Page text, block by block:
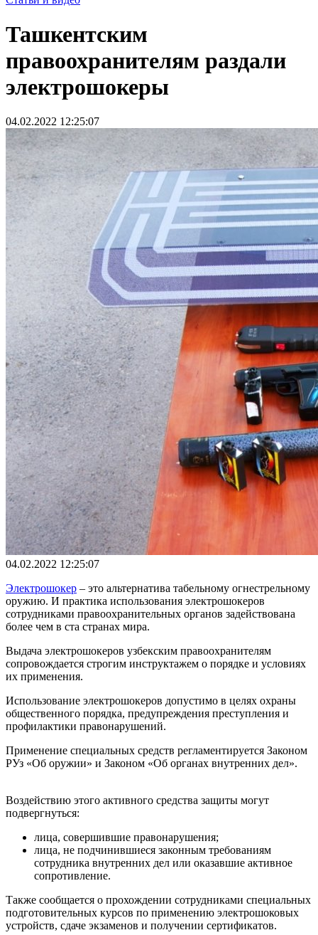
Ташкентским
правоохранителям раздали
электрошокеры
04.02.2022 12:25:07
04.02.2022 12:25:07
Электрошокер – это альтернатива табельному огнестрельному
оружию. И практика использования электрошокеров
сотрудниками правоохранительных органов задействована
более чем в ста странах мира.
Выдача электрошокеров узбекским правоохранителям
сопровождается строгим инструктажем о порядке и условиях
их применения.
Использование электрошокеров допустимо в целях охраны
общественного порядка, предупреждения преступления и
профилактики правонарушений.
Применение специальных средств регламентируется Законом
РУз «Об оружии» и Законом «Об органах внутренних дел».
Воздействию этого активного средства защиты могут
подвергнуться:
лица, совершившие правонарушения;
лица, не подчинившиеся законным требованиям
сотрудника внутренних дел или оказавшие активное
сопротивление.
Также сообщается о прохождении сотрудниками специальных
подготовительных курсов по применению электрошоковых
устройств, сдаче экзаменов и получении сертификатов.